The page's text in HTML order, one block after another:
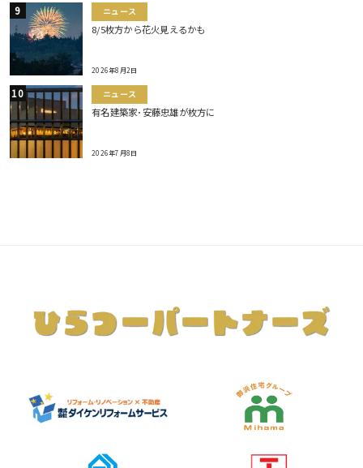
ニュース
8/5枚方から花火見えるかも
2026年8月2日
ニュース
有名建築家･安藤忠雄が枚方に
2026年7月8日